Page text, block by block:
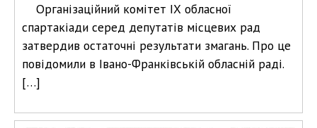
Організаційний комітет ІХ обласної
спартакіади серед депутатів місцевих рад
затвердив остаточні результати змагань. Про це
повідомили в Івано-Франківській обласній раді.
[…]